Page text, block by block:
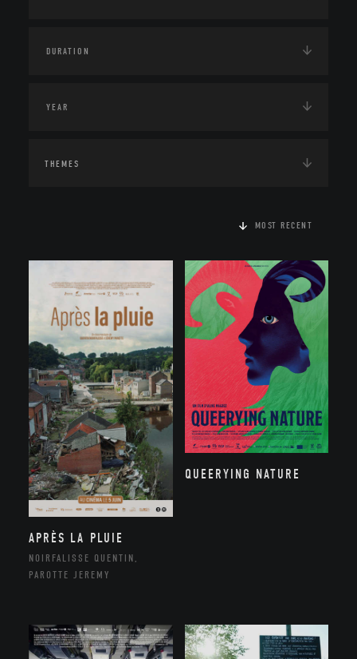
THEMES
MOST RECENT
APRÈS LA PLUIE
NOIRFALISSE QUENTIN,
PAROTTE JEREMY
QUEERYING NATURE